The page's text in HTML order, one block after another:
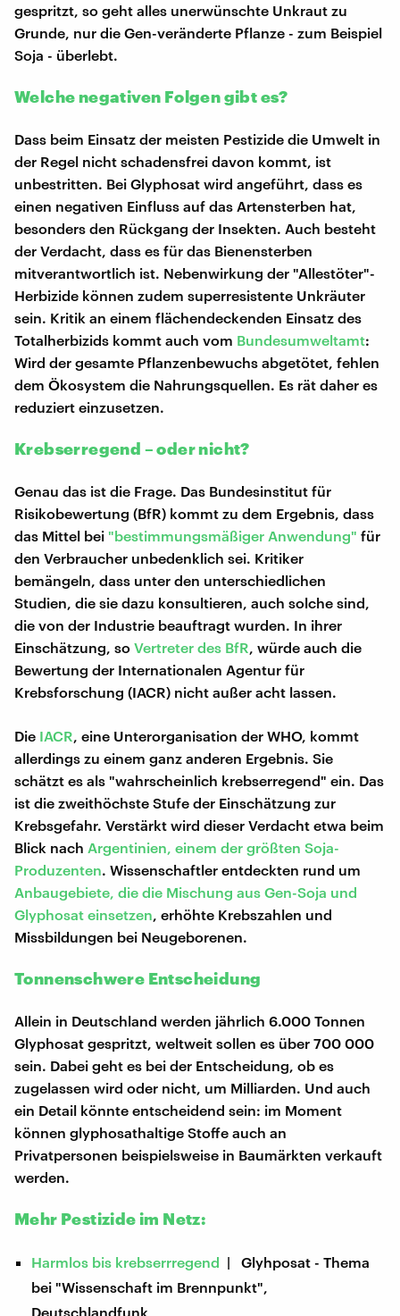
gespritzt, so geht alles unerwünschte Unkraut zu
Grunde, nur die Gen-veränderte Pflanze - zum Beispiel
Soja - überlebt.
Welche negativen Folgen gibt es?
Dass beim Einsatz der meisten Pestizide die Umwelt in
der Regel nicht schadensfrei davon kommt, ist
unbestritten. Bei Glyphosat wird angeführt, dass es
einen negativen Einfluss auf das Artensterben hat,
besonders den Rückgang der Insekten. Auch besteht
der Verdacht, dass es für das Bienensterben
mitverantwortlich ist. Nebenwirkung der "Allestöter"-
Herbizide können zudem superresistente Unkräuter
sein. Kritik an einem flächendeckenden Einsatz des
Totalherbizids kommt auch vom Bundesumweltamt:
Wird der gesamte Pflanzenbewuchs abgetötet, fehlen
dem Ökosystem die Nahrungsquellen. Es rät daher es
reduziert einzusetzen.
Krebserregend – oder nicht?
Genau das ist die Frage. Das Bundesinstitut für
Risikobewertung (BfR) kommt zu dem Ergebnis, dass
das Mittel bei "bestimmungsmäßiger Anwendung" für
den Verbraucher unbedenklich sei. Kritiker
bemängeln, dass unter den unterschiedlichen
Studien, die sie dazu konsultieren, auch solche sind,
die von der Industrie beauftragt wurden. In ihrer
Einschätzung, so Vertreter des BfR , würde auch die
Bewertung der Internationalen Agentur für
Krebsforschung (IACR) nicht außer acht lassen.
Die IACR , eine Unterorganisation der WHO, kommt
allerdings zu einem ganz anderen Ergebnis. Sie
schätzt es als "wahrscheinlich krebserregend" ein. Das
ist die zweithöchste Stufe der Einschätzung zur
Krebsgefahr. Verstärkt wird dieser Verdacht etwa beim
Blick nach Argentinien , einem der größten Soja-
Produzenten. Wissenschaftler entdeckten rund um
Anbaugebiete, die die Mischung aus Gen-Soja und
Glyphosat einsetzen , erhöhte Krebszahlen und
Missbildungen bei Neugeborenen.
Tonnenschwere Entscheidung
Allein in Deutschland werden jährlich 6.000 Tonnen
Glyphosat gespritzt, weltweit sollen es über 700 000
sein. Dabei geht es bei der Entscheidung, ob es
zugelassen wird oder nicht, um Milliarden. Und auch
ein Detail könnte entscheidend sein: im Moment
können glyphosathaltige Stoffe auch an
Privatpersonen beispielsweise in Baumärkten verkauft
werden.
Mehr Pestizide im Netz:
Harmlos bis krebserrregend | Glyhposat - Thema
bei "Wissenschaft im Brennpunkt",
Deutschlandfunk